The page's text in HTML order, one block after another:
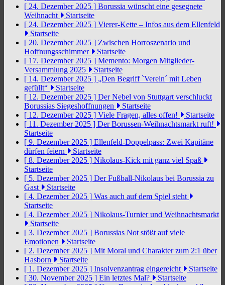
[ 24. Dezember 2025 ] Borussia wünscht eine gesegnete
Weihnacht
Startseite
[ 24. Dezember 2025 ] Vierer-Kette – Infos aus dem Ellenfeld
Startseite
[ 20. Dezember 2025 ] Zwischen Horroszenario und
Hoffnungsschimmer
Startseite
[ 17. Dezember 2025 ] Memento: Morgen Mitglieder-
Versammlung 2025
Startseite
[ 14. Dezember 2025 ] „Den Begriff `Verein´ mit Leben
gefüllt“
Startseite
[ 12. Dezember 2025 ] Der Nebel von Stuttgart verschluckt
Borussias Siegeshoffnungen
Startseite
[ 12. Dezember 2025 ] Viele Fragen, alles offen!
Startseite
[ 11. Dezember 2025 ] Der Borussen-Weihnachtsmarkt ruft!
Startseite
[ 9. Dezember 2025 ] Ellenfeld-Doppelpass: Zwei Kapitäne
dürfen feiern
Startseite
[ 8. Dezember 2025 ] Nikolaus-Kick mit ganz viel Spaß
Startseite
[ 5. Dezember 2025 ] Der Fußball-Nikolaus bei Borussia zu
Gast
Startseite
[ 4. Dezember 2025 ] Was auch auf dem Spiel steht
Startseite
[ 4. Dezember 2025 ] Nikolaus-Turnier und Weihnachtsmarkt
Startseite
[ 3. Dezember 2025 ] Borussias Not stößt auf viele
Emotionen
Startseite
[ 2. Dezember 2025 ] Mit Moral und Charakter zum 2:1 über
Hasborn
Startseite
[ 1. Dezember 2025 ] Insolvenzantrag eingereicht
Startseite
[ 30. November 2025 ] Ein letztes Mal?
Startseite